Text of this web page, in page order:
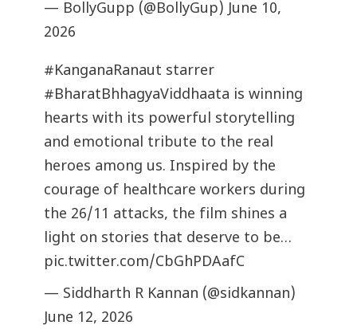
— BollyGupp (@BollyGup)June 10,
2026
#KanganaRanaut starrer
#BharatBhhagyaViddhaata is winning
hearts with its powerful storytelling
and emotional tribute to the real
heroes among us. Inspired by the
courage of healthcare workers during
the 26/11 attacks, the film shines a
light on stories that deserve to be…
pic.twitter.com/CbGhPDAafC
— Siddharth R Kannan (@sidkannan)
June 12, 2026